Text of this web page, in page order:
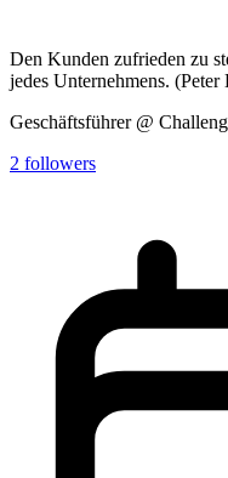
Den Kunden zufrieden zu
jedes Unternehmens. (Peter
Geschäftsführer @
2 followers